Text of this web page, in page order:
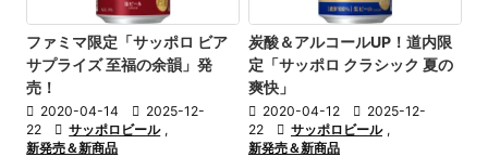
ファミマ限定「サッポロ ビア
サプライズ 至福の余韻」発
売！
 2020-04-14  2025-12-
22
 サッポロビール ,
新発売＆新商品
炭酸＆アルコールUP！道内限
定「サッポロ クラシック 夏の
爽快」
 2020-04-12  2025-12-
22
 サッポロビール ,
新発売＆新商品